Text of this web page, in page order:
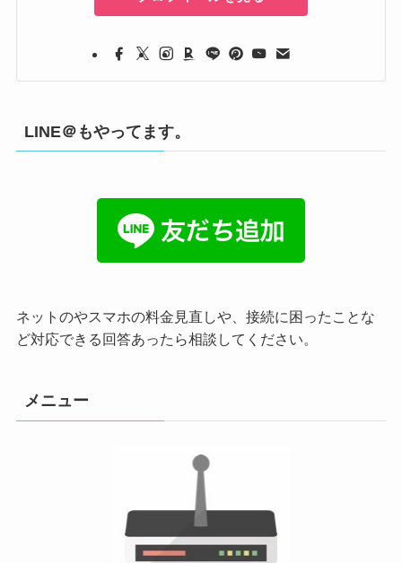
LINE＠もやってます。
ネットのやスマホの料金見直しや、接続に困ったことな
ど対応できる回答あったら相談してください。
メニュー